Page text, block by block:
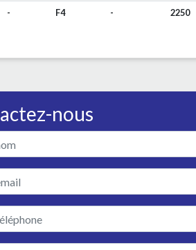
- F4 - 2250
nous